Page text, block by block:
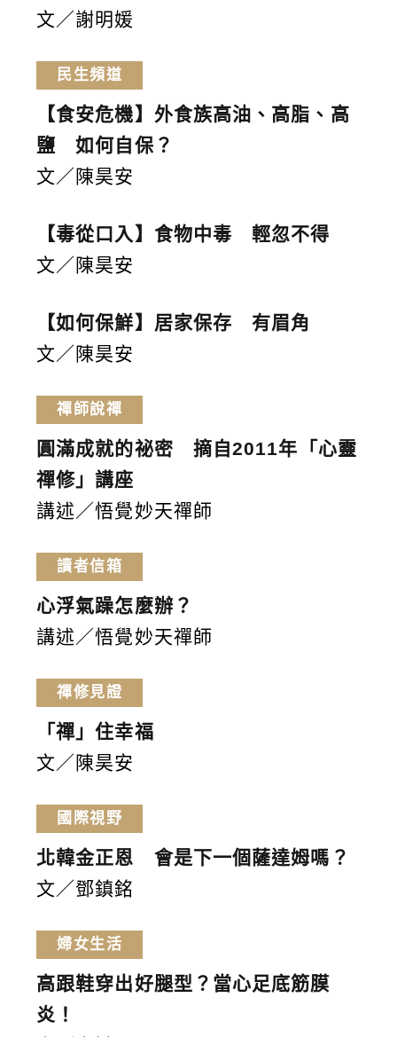
文／謝明媛
民生頻道
【食安危機】外食族高油、高脂、高
鹽 如何自保？
文／陳昊安
【毒從口入】食物中毒 輕忽不得
文／陳昊安
【如何保鮮】居家保存 有眉角
文／陳昊安
禪師說禪
圓滿成就的祕密 摘自2011年「心靈
禪修」講座
講述／悟覺妙天禪師
讀者信箱
心浮氣躁怎麼辦？
講述／悟覺妙天禪師
禪修見證
「禪」住幸福
文／陳昊安
國際視野
北韓金正恩 會是下一個薩達姆嗎？
文／鄧鎮銘
婦女生活
高跟鞋穿出好腿型？當心足底筋膜
炎！